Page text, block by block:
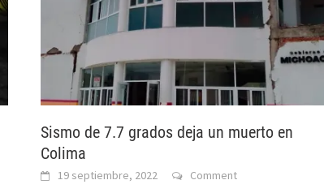
Sismo de 7.7 grados deja un muerto en
Colima
19 septiembre, 2022 Comment